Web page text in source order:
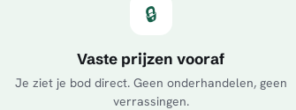
🔒
Vaste prijzen vooraf
Je ziet je bod direct. Geen onderhandelen, geen
verrassingen.